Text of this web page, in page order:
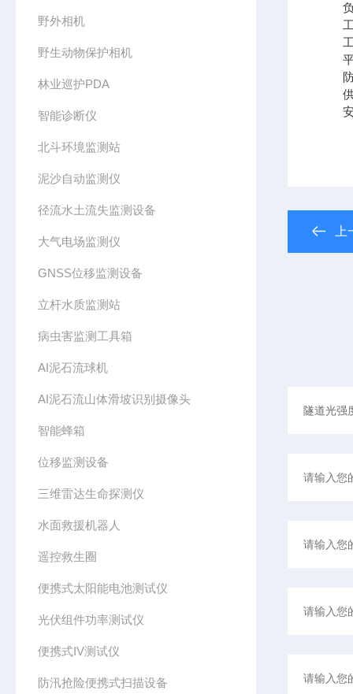
野外相机
野生动物保护相机
林业巡护PDA
智能诊断仪
北斗环境监测站
泥沙自动监测仪
径流水土流失监测设备
大气电场监测仪
GNSS位移监测设备
立杆水质监测站
病虫害监测工具箱
AI泥石流球机
AI泥石流山体滑坡识别摄像头
智能蜂箱
位移监测设备
三维雷达生命探测仪
水面救援机器人
遥控救生圈
便携式太阳能电池测试仪
光伏组件功率测试仪
便携式IV测试仪
防汛抢险便携式扫描设备
负
工
工
平
防
供
安